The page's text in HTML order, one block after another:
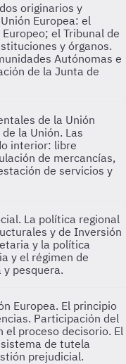
originarios y
Europea: el
el Tribunal de
y órganos.
Autónomas e
de la Junta de
de la Unión
la Unión. Las
interior: libre
de mercancías,
de servicios y
La política regional
y de Inversión
y la política
y el régimen de
y pesquera.
Europea. El principio
Participación del
el proceso decisorio. El
de tutela
prejudicial.